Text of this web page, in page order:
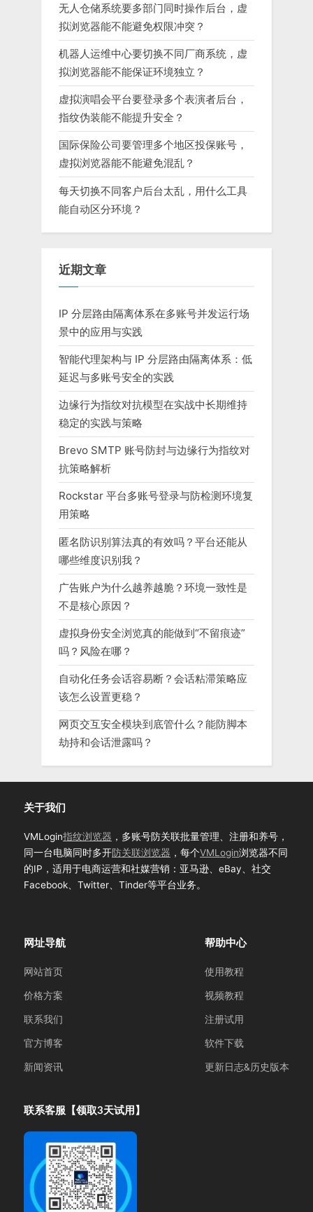
无人仓储系统要多部门同时操作后台，虚
拟浏览器能不能避免权限冲突？
机器人运维中心要切换不同厂商系统，虚
拟浏览器能不能保证环境独立？
虚拟演唱会平台要登录多个表演者后台，
指纹伪装能不能提升安全？
国际保险公司要管理多个地区投保账号，
虚拟浏览器能不能避免混乱？
每天切换不同客户后台太乱，用什么工具
能自动区分环境？
近期文章
IP 分层路由隔离体系在多账号并发运行场
景中的应用与实践
智能代理架构与 IP 分层路由隔离体系：低
延迟与多账号安全的实践
边缘行为指纹对抗模型在实战中长期维持
稳定的实践与策略
Brevo SMTP 账号防封与边缘行为指纹对
抗策略解析
Rockstar 平台多账号登录与防检测环境复
用策略
匿名防识别算法真的有效吗？平台还能从
哪些维度识别我？
广告账户为什么越养越脆？环境一致性是
不是核心原因？
虚拟身份安全浏览真的能做到“不留痕迹”
吗？风险在哪？
自动化任务会话容易断？会话粘滞策略应
该怎么设置更稳？
网页交互安全模块到底管什么？能防脚本
劫持和会话泄露吗？
关于我们
VMLogin指纹浏览器 ，多账号防关联批量管理、注册和养号，
同一台电脑同时多开防关联浏览器 ，每个VMLogin浏览器不同
的IP，适用于电商运营和社媒营销：亚马逊、eBay、社交
Facebook、Twitter、Tinder等平台业务。
网址导航
网站首页
价格方案
联系我们
官方博客
新闻资讯
帮助中心
使用教程
视频教程
注册试用
软件下载
更新日志&历史版本
联系客服【领取3天试用】